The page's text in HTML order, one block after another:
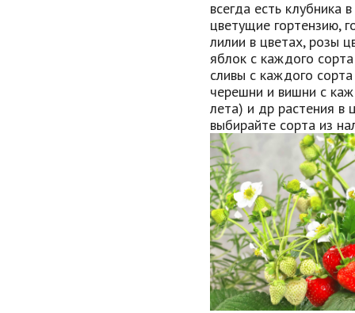
всегда есть клубника
цветущие гортензию,
лилии в цветах, розы
яблок с каждого
сливы с каждого
черешни и вишни с
лета) и др растения в
выбирайте сорта из